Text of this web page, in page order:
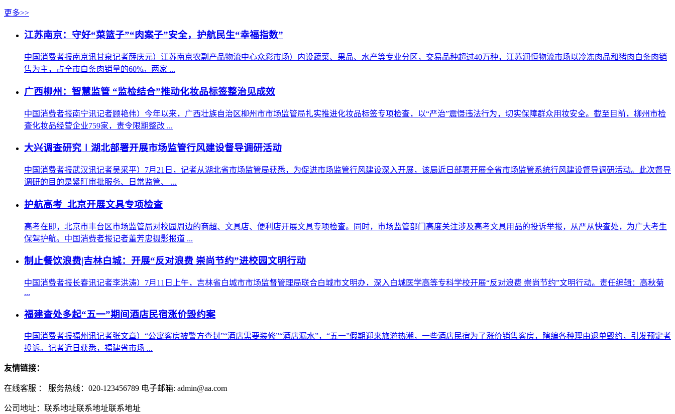
更多>>
江苏南京：守好“菜篮子”“肉案子”安全，护航民生“幸福指数”
中国消费者报南京讯甘泉记者薛庆元）江苏南京农副产品物流中心众彩市场）内设蔬菜、果品、水产等专业分区，交易品种超过40万种，江苏润恒物流市场以冷冻肉品和猪肉白条肉销
售为主，占全市白条肉销量的60%。两家 ...
广西柳州：智慧监管 “监检结合”推动化妆品标签整治见成效
中国消费者报南宁讯记者顾艳伟）今年以来，广西壮族自治区柳州市市场监管局扎实推进化妆品标签专项检查，以“严治”震慑违法行为，切实保障群众用妆安全。截至目前，柳州市检
查化妆品经营企业759家，责令限期整改 ...
大兴调查研究∣湖北部署开展市场监管行风建设督导调研活动
中国消费者报武汉讯记者吴采平）7月21日，记者从湖北省市场监管局获悉，为促进市场监管行风建设深入开展，该局近日部署开展全省市场监管系统行风建设督导调研活动。此次督导
调研的目的是紧盯审批服务、日常监管、 ...
护航高考 北京开展文具专项检查
高考在即，北京市丰台区市场监管局对校园周边的商超、文具店、便利店开展文具专项检查。同时，市场监管部门高度关注涉及高考文具用品的投诉举报，从严从快查处，为广大考生
保驾护航。中国消费者报记者董芳忠摄影报道 ...
制止餐饮浪费|吉林白城：开展“反对浪费 崇尚节约”进校园文明行动
中国消费者报长春讯记者李洪涛）7月11日上午，吉林省白城市市场监督管理局联合白城市文明办，深入白城医学高等专科学校开展“反对浪费 崇尚节约”文明行动。责任编辑：高秋菊
...
福建查处多起“五一”期间酒店民宿涨价毁约案
中国消费者报福州讯记者张文章）“公寓客房被警方查封”“酒店需要装修”“酒店漏水”，“五一”假期迎来旅游热潮，一些酒店民宿为了涨价销售客房，瞎编各种理由退单毁约，引发预定者
投诉。记者近日获悉，福建省市场 ...
友情链接：
在线客服 ： 服务热线：020-123456789 电子邮箱: admin@aa.com
公司地址：联系地址联系地址联系地址